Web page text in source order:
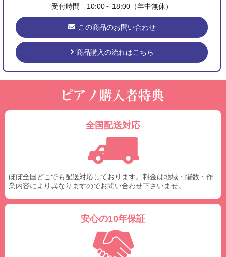
受付時間 10:00～18:00（年中無休）
この商品のお問い合わせ
商品購入の流れはこちら
全国配送対応
ほぼ全国どこでも配送対応しております。料金は地域・階数・作
業内容により異なりますのでお問い合わせ下さいませ。
安心の10年保証